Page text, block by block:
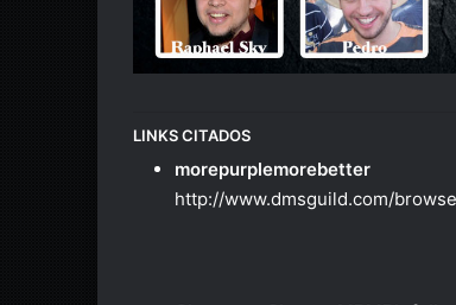
LINKS CITADOS
morepurplemorebetter
http://www.dmsguild.com/